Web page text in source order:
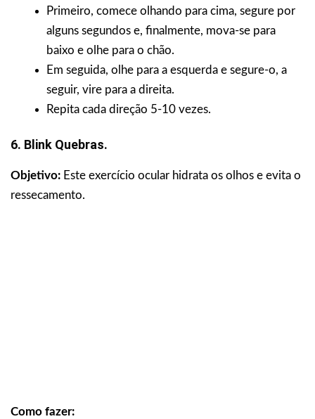
Primeiro, comece olhando para cima, segure por
alguns segundos e, finalmente, mova-se para
baixo e olhe para o chão.
Em seguida, olhe para a esquerda e segure-o, a
seguir, vire para a direita.
Repita cada direção 5-10 vezes.
6. Blink Quebras.
Objetivo: Este exercício ocular hidrata os olhos e evita o
ressecamento.
Como fazer: